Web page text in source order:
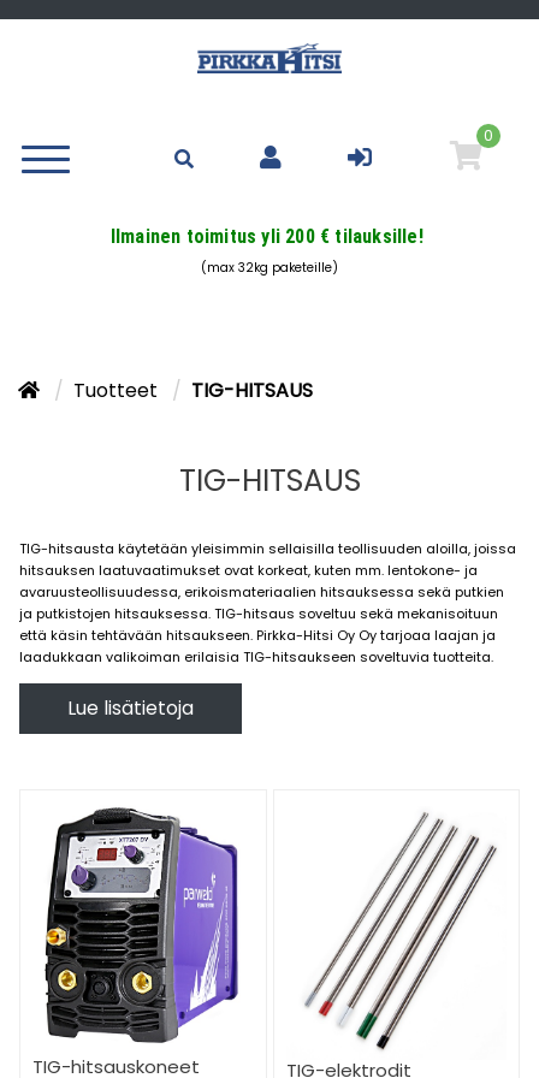
0
Ilmainen toimitus yli 200 € tilauksille!
(max 32kg paketeille)
Tuotteet TIG-HITSAUS
TIG-HITSAUS
TIG-hitsausta käytetään yleisimmin sellaisilla teollisuuden aloilla, joissa
hitsauksen laatuvaatimukset ovat korkeat, kuten mm. lentokone- ja
avaruusteollisuudessa, erikoismateriaalien hitsauksessa sekä putkien
ja putkistojen hitsauksessa. TIG-hitsaus soveltuu sekä mekanisoituun
että käsin tehtävään hitsaukseen. Pirkka-Hitsi Oy Oy tarjoaa laajan ja
laadukkaan valikoiman erilaisia TIG-hitsaukseen soveltuvia tuotteita.
TIG-hitsauksessa hitsausjälki on siistiä, mutta se vaatii tekijältään
tarkkuutta ja vakaata kättä. Käytännössä toisella kädellä syötetään
erittäin siisti työnjälki, koska liitosvirheitä tai roiskeita ei synny
reunahaavat helposti vältettävissä
hyvin säädettävissä oleva lämmöntuonti
mahdollisuus toteuttaa myös ilman lisäainetta
Pirkka-Hitsiltä TIG-hitsaukseen soveltuvat
koneet, polttimet ja muut tarvikkeet
Kattavasta valikoimastamme löydät mm. niin laatua arvostavalle
harrastajalle kuin vaativaan ammattikäyttöönkin soveltuvat
Lue lisätietoja
TIG-hitsauskoneet TIG-elektrodit